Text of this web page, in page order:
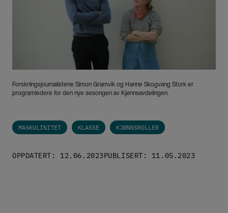
Forskningsjournalistene Simon Gramvik og Hanne Skogvang Stork er
programledere for den nye sesongen av Kjønnsavdelingen.
MASKULINITET KLASSE KJØNNSROLLER
OPPDATERT: 12.06.2023PUBLISERT: 11.05.2023